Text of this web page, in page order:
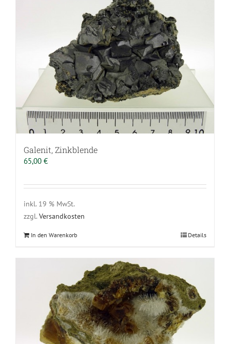
Galenit, Zinkblende
65,00 €
inkl. 19 % MwSt.
zzgl. Versandkosten
In den Warenkorb Details